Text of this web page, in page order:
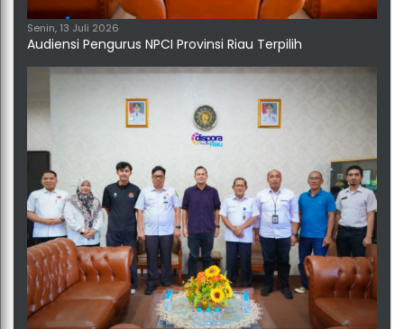
Senin, 13 Juli 2026
Audiensi Pengurus NPCI Provinsi Riau Terpilih